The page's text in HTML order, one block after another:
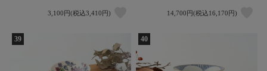
3,100円(税込3,410円) 14,700円(税込16,170円)
39 40